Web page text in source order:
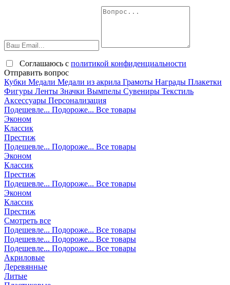
Соглашаюсь с политикой конфиденциальности
Отправить вопрос
Кубки Медали Медали из акрила Грамоты Награды Плакетки
Фигуры Ленты Значки Вымпелы Сувениры Текстиль
Аксессуары Персонализация
Подешевле... Подороже... Все товары
Эконом
Классик
Престиж
Подешевле... Подороже... Все товары
Эконом
Классик
Престиж
Подешевле... Подороже... Все товары
Эконом
Классик
Престиж
Смотреть все
Подешевле... Подороже... Все товары
Подешевле... Подороже... Все товары
Подешевле... Подороже... Все товары
Акриловые
Деревянные
Литые